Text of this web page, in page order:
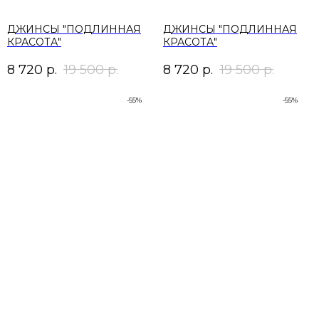
ДЖИНСЫ "ПОДЛИННАЯ
КРАСОТА"
8 720 р. 19 500 р.
ДЖИНСЫ "ПОДЛИННАЯ
КРАСОТА"
8 720 р. 19 500 р.
-55% -55%